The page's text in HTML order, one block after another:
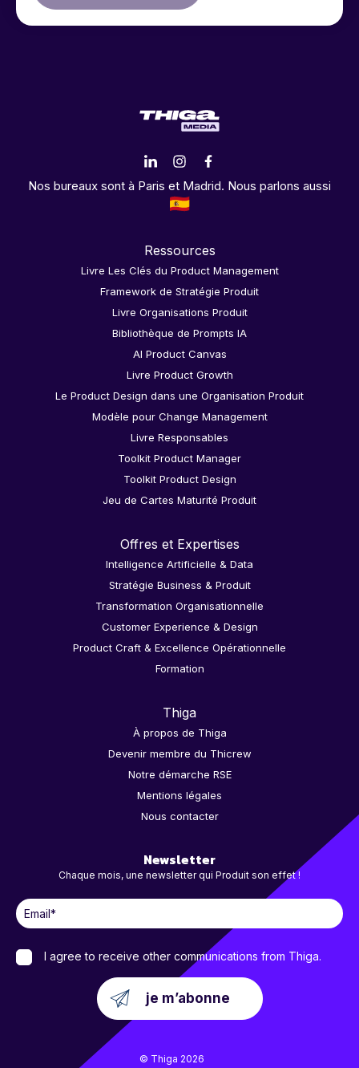
Nos bureaux sont à Paris et Madrid. Nous parlons aussi
Ressources
Livre Les Clés du Product Management
Framework de Stratégie Produit
Livre Organisations Produit
Bibliothèque de Prompts IA
AI Product Canvas
Livre Product Growth
Le Product Design dans une Organisation Produit
Modèle pour Change Management
Livre Responsables
Toolkit Product Manager
Toolkit Product Design
Jeu de Cartes Maturité Produit
Offres et Expertises
Intelligence Artificielle & Data
Stratégie Business & Produit
Transformation Organisationnelle
Customer Experience & Design
Product Craft & Excellence Opérationnelle
Formation
Thiga
À propos de Thiga
Devenir membre du Thicrew
Notre démarche RSE
Mentions légales
Nous contacter
Newsletter
Chaque mois, une newsletter qui Produit son effet !
I agree to receive other communications from Thiga.
© Thiga 2026